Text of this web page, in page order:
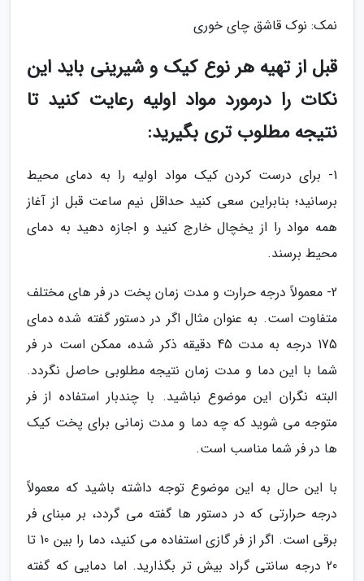
نمک: نوک قاشق چای خوری
قبل از تهیه هر نوع کیک و شیرینی باید این
نکات را درمورد مواد اولیه رعایت کنید تا
نتیجه مطلوب تری بگیرید:
1- برای درست کردن کیک مواد اولیه را به دمای محیط
برسانید؛ بنابراین سعی کنید حداقل نیم ساعت قبل از آغاز
همه مواد را از یخچال خارج کنید و اجازه دهید به دمای
محیط برسند.
2- معمولاً درجه حرارت و مدت زمان پخت در فر های مختلف
متفاوت است. به عنوان مثال اگر در دستور گفته شده دمای
175 درجه به مدت 45 دقیقه ذکر شده، ممکن است در فر
شما با این دما و مدت زمان نتیجه مطلوبی حاصل نگردد.
البته نگران این موضوع نباشید. با چندبار استفاده از فر
متوجه می شوید که چه دما و مدت زمانی برای پخت کیک
ها در فر شما مناسب است.
با این حال به این موضوع توجه داشته باشید که معمولاً
درجه حرارتی که در دستور ها گفته می گردد، بر مبنای فر
برقی است. اگر از فر گازی استفاده می کنید، دما را بین 10 تا
20 درجه سانتی گراد بیش تر بگذارید. اما دمایی که گفته